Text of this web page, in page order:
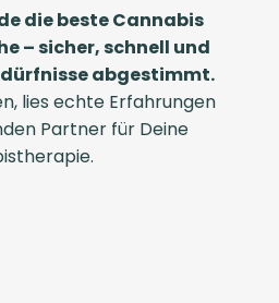
die beste Cannabis
– sicher, schnell und
abgestimmt.
lies echte Erfahrungen
Partner für Deine